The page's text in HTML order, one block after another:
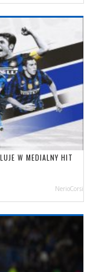
W MEDIALNY HIT
NerioCorsi